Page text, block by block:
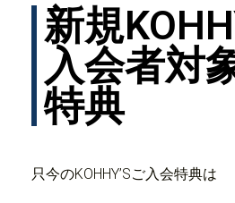
新規
入会者対
特典
只今のKOHHY’Sご入会特典は